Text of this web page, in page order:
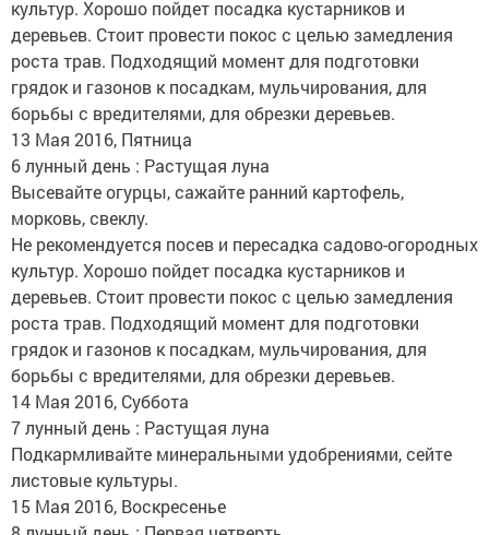
культур. Хорошо пойдет посадка кустарников и
деревьев. Стоит провести покос с целью замедления
роста трав. Подходящий момент для подготовки
грядок и газонов к посадкам, мульчирования, для
борьбы с вредителями, для обрезки деревьев.
13 Мая 2016, Пятница
6 лунный день : Растущая луна
Высевайте огурцы, сажайте ранний картофель,
морковь, свеклу.
Не рекомендуется посев и пересадка садово-огородных
культур. Хорошо пойдет посадка кустарников и
деревьев. Стоит провести покос с целью замедления
роста трав. Подходящий момент для подготовки
грядок и газонов к посадкам, мульчирования, для
борьбы с вредителями, для обрезки деревьев.
14 Мая 2016, Суббота
7 лунный день : Растущая луна
Подкармливайте минеральными удобрениями, сейте
листовые культуры.
15 Мая 2016, Воскресенье